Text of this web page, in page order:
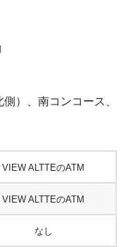
）、南コンコース、
VIEW ALTTEのATM
VIEW ALTTEのATM
なし